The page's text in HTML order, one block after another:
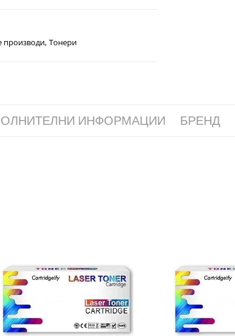
производи, Тонери
ИНФОРМАЦИИ БРЕНД